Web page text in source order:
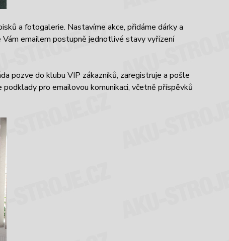
a fotogalerie. Nastavíme akce, přidáme dárky a
emailem postupně jednotlivé stavy vyřízení
pozve do klubu VIP zákazníků, zaregistruje a pošle
pro emailovou komunikaci, včetně příspěvků